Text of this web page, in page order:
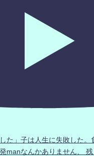
た」子は人生に失敗した。
manなんかありません、